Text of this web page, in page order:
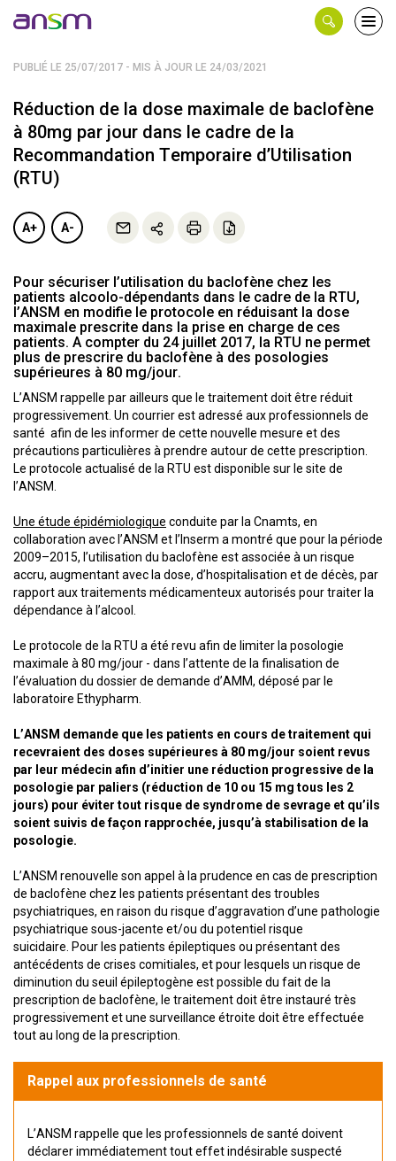
PUBLIÉ LE 25/07/2017 - MIS À JOUR LE 24/03/2021
Réduction de la dose maximale de baclofène
à 80mg par jour dans le cadre de la
Recommandation Temporaire d’Utilisation
(RTU)
A+ A-
Pour sécuriser l’utilisation du baclofène chez les
patients alcoolo-dépendants dans le cadre de la RTU,
l’ANSM en modifie le protocole en réduisant la dose
maximale prescrite dans la prise en charge de ces
patients. A compter du 24 juillet 2017, la RTU ne permet
plus de prescrire du baclofène à des posologies
supérieures à 80 mg/jour.
L’ANSM rappelle par ailleurs que le traitement doit être réduit
progressivement. Un courrier est adressé aux professionnels de
santé afin de les informer de cette nouvelle mesure et des
précautions particulières à prendre autour de cette prescription.
Le protocole actualisé de la RTU est disponible sur le site de
l’ANSM.
Une étude épidémiologique conduite par la Cnamts, en
collaboration avec l’ANSM et l’Inserm a montré que pour la période
2009–2015, l’utilisation du baclofène est associée à un risque
accru, augmentant avec la dose, d’hospitalisation et de décès, par
rapport aux traitements médicamenteux autorisés pour traiter la
dépendance à l’alcool.
Le protocole de la RTU a été revu afin de limiter la posologie
maximale à 80 mg/jour - dans l’attente de la finalisation de
l’évaluation du dossier de demande d’AMM, déposé par le
laboratoire Ethypharm.
L’ANSM demande que les patients en cours de traitement qui
recevraient des doses supérieures à 80 mg/jour soient revus
par leur médecin afin d’initier une réduction progressive de la
posologie par paliers (réduction de 10 ou 15 mg tous les 2
jours) pour éviter tout risque de syndrome de sevrage et qu’ils
soient suivis de façon rapprochée, jusqu’à stabilisation de la
posologie.
L’ANSM renouvelle son appel à la prudence en cas de prescription
de baclofène chez les patients présentant des troubles
psychiatriques, en raison du risque d’aggravation d’une pathologie
psychiatrique sous-jacente et/ou du potentiel risque
suicidaire. Pour les patients épileptiques ou présentant des
antécédents de crises comitiales, et pour lesquels un risque de
diminution du seuil épileptogène est possible du fait de la
prescription de baclofène, le traitement doit être instauré très
progressivement et une surveillance étroite doit être effectuée
tout au long de la prescription.
Rappel aux professionnels de santé
L’ANSM rappelle que les professionnels de santé doivent
déclarer immédiatement tout effet indésirable suspecté